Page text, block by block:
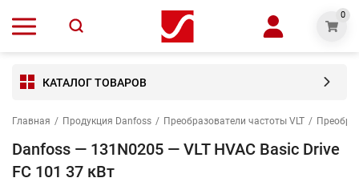
0
КАТАЛОГ ТОВАРОВ
Главная / Продукция Danfoss / Преобразователи частоты VLT /
Danfoss — 131N0205 — VLT HVAC Basic Drive
FC 101 37 кВт